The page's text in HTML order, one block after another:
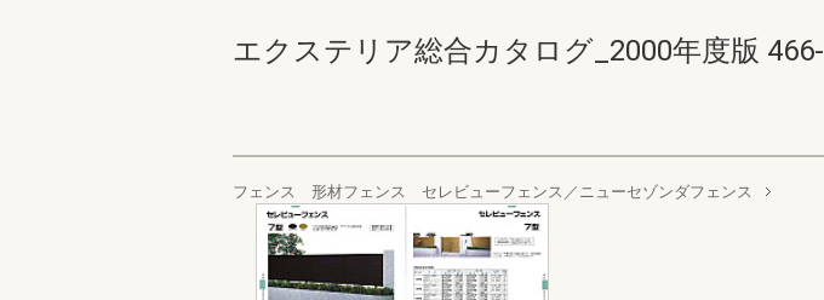
エクステリア総合カタログ_2000年度版
フェンス 形材フェンス セレビューフェンス／ニューセゾンダフェンス